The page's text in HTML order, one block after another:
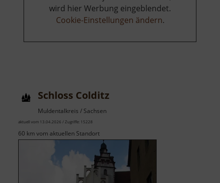
wird hier Werbung eingeblendet.
Cookie-Einstellungen ändern.
Schloss Colditz
Muldentalkreis / Sachsen
aktuell vom 13.04.2026 / Zugriffe: 15228
60 km vom aktuellen Standort